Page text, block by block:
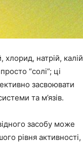
розумних
рішень
натрій, калій
“солі”; ці
засвоювати
та м’язів.
засобу може
рівня активності,